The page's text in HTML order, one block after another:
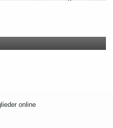
wir das direkt ab.
die Umsetzung nicht immer
unserem 12. Rhein-Main
19. JULI 2026 ein.
online